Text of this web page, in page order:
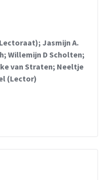
Jasmijn A.
Willemijn D Scholten;
van Straten; Neeltje
(Lector)